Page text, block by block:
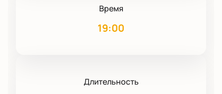
Время
19:00
Длительность